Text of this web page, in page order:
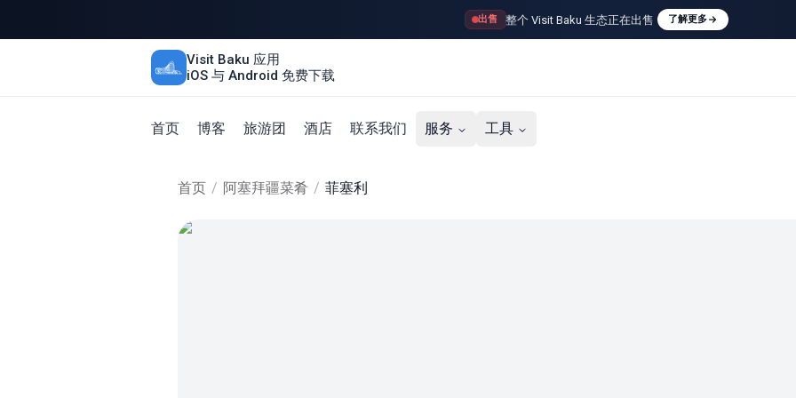
出售 整个 Visit Baku 生态正在出售 了解更多
Visit Baku 应用
iOS 与 Android 免费下载
首页 博客 旅游团 酒店 联系我们 服务 工具
首页 / 阿塞拜疆菜肴 / 菲塞利